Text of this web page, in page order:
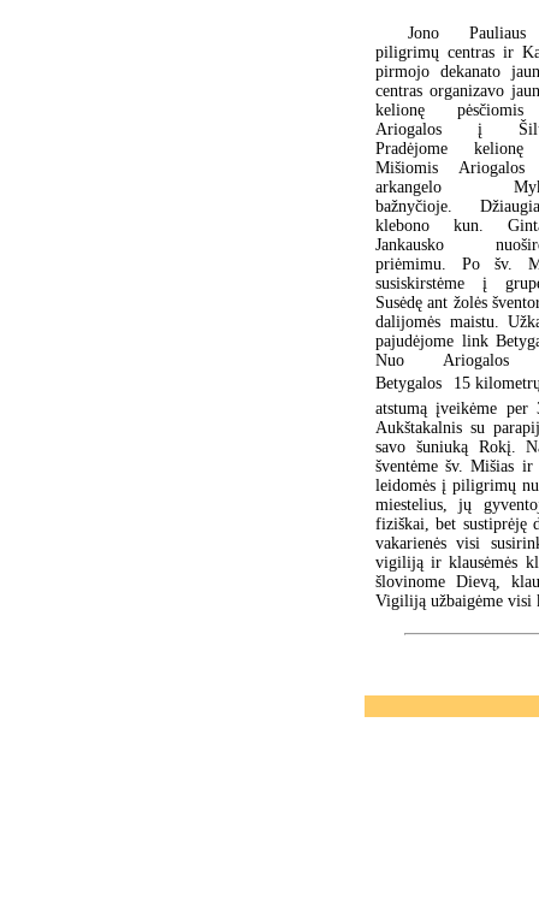
Jono
piligrimų centras ir
pirmojo dekanato
centras organizavo
kelionę
Ariogalos į
Pradėjome
Mišiomis Ariogalos
arkangelo
bažnyčioje.
klebono kun.
Jankausko
priėmimu. Po šv.
susiskirstėme į
Susėdę ant žolės
dalijomės maistu.
pajudėjome link
Nuo Ariogalos
Betygalos  15
atstumą įveikėme per
Aukštakalnis su
savo šuniuką Rokį.
šventėme šv. Mišias
leidomės į piligrimų
miestelius, jų
fiziškai, bet sustiprėję
vakarienės visi
vigiliją ir klausėmės
šlovinome Dievą,
Vigiliją užbaigėme visi